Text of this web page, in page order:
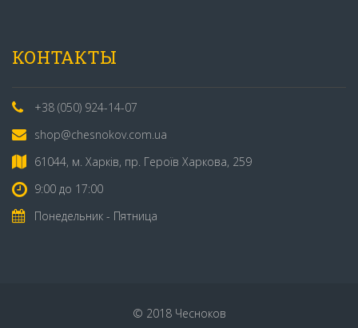
КОНТАКТЫ
+38 (050) 924-14-07
shop@chesnokov.com.ua
61044, м. Харків, пр. Героїв Харкова, 259
9:00 до 17:00
Понедельник - Пятница
© 2018 Чесноков